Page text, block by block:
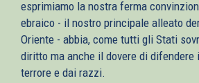
esprimiamo la nostra ferma
ebraico - il nostro principale alleato
Oriente - abbia, come tutti gli Stati
diritto ma anche il dovere di
terrore e dai razzi.